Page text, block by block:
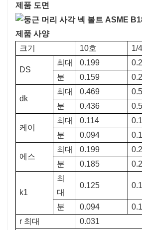
제품 도면
제품 사양
크기
10호 1/4
DS
최대 0.199
분
0.159
dk
최대 0.469
분
0.436
케이
최대 0.114
분
0.094
에스
최대 0.199
분
0.185
k1
최
대
0.125
분 0.094
r 최대
0.031